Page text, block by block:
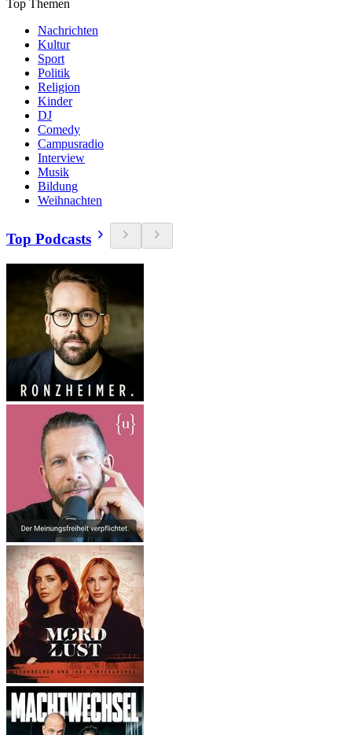
Top Themen
Nachrichten
Kultur
Sport
Politik
Religion
Kinder
DJ
Comedy
Campusradio
Interview
Musik
Bildung
Weihnachten
Top Podcasts